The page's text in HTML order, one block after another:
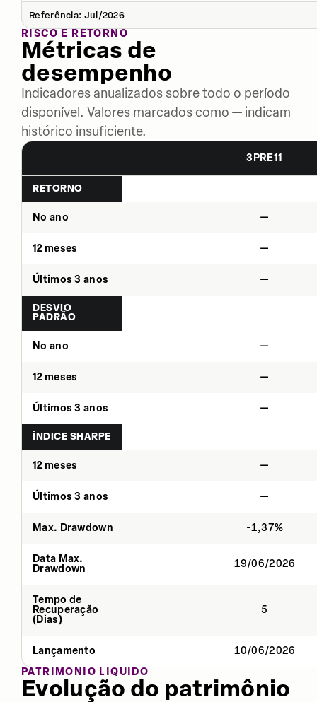
Referência: Jul/2026
RISCO E RETORNO
Métricas de
desempenho
Indicadores anualizados sobre todo o período
disponível. Valores marcados como — indicam
histórico insuficiente.
3PRE11
RETORNO
No ano —
12 meses —
Últimos 3 anos —
DESVIO
PADRÃO
No ano —
12 meses —
Últimos 3 anos —
ÍNDICE SHARPE
12 meses —
Últimos 3 anos —
Max. Drawdown -1,37%
Data Max.
Drawdown
19/06/2026
Tempo de
Recuperação
(Dias)
5
Lançamento
10/06/2026
PATRIMÔNIO LÍQUIDO
Evolução do patrimônio